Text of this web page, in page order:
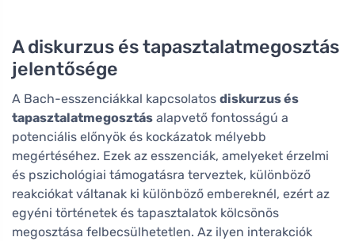
A diskurzus és tapasztalatmegosztás
jelentősége
A Bach-esszenciákkal kapcsolatos diskurzus és
tapasztalatmegosztás alapvető fontosságú a
potenciális előnyök és kockázatok mélyebb
megértéséhez. Ezek az esszenciák, amelyeket érzelmi
és pszichológiai támogatásra terveztek, különböző
reakciókat váltanak ki különböző embereknél, ezért az
egyéni történetek és tapasztalatok kölcsönös
megosztása felbecsülhetetlen. Az ilyen interakciók